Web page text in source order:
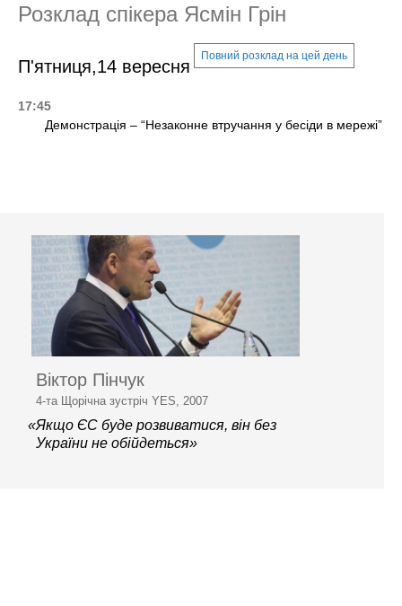
Розклад спікера Ясмін Грін
П'ятниця,14 вересня
Повний розклад на цей день
17:45
Демонстрація – “Незаконне втручання у бесіди в мережі”
Віктор Пінчук
4-та Щорічна зустріч YES, 2007
«Якщо ЄС буде розвиватися, він без
України не обійдеться»